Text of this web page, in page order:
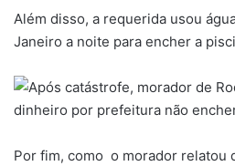
Além disso, a requerida usou
Janeiro a noite para encher a
Por fim, como o morador relatou